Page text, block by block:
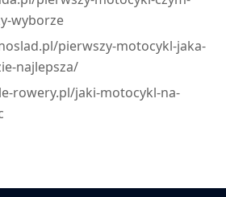
wyborze
pierwszy-motocykl-jaka-
najlepsza/
rowery.pl/jaki-motocykl-na-